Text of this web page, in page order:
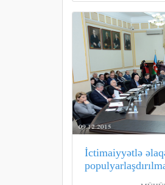
İctimaiyyətlə